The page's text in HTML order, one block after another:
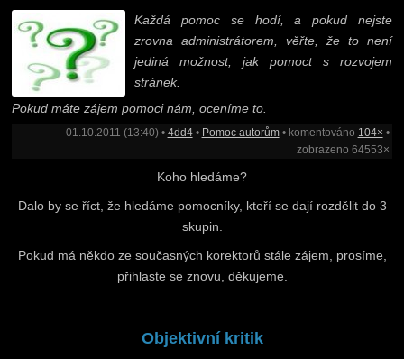
Každá pomoc se hodí, a pokud nejste
zrovna administrátorem, věřte, že to není
jediná možnost, jak pomoct s rozvojem
stránek.
Pokud máte zájem pomoci nám, oceníme to.
01.10.2011 (13:40) • 4dd4• Pomoc autorům• komentováno 104× •
zobrazeno 64553×
Koho hledáme?
Dalo by se říct, že hledáme pomocníky, kteří se dají rozdělit do 3
skupin.
Pokud má někdo ze současných korektorů stále zájem, prosíme,
přihlaste se znovu, děkujeme.
Objektivní kritik